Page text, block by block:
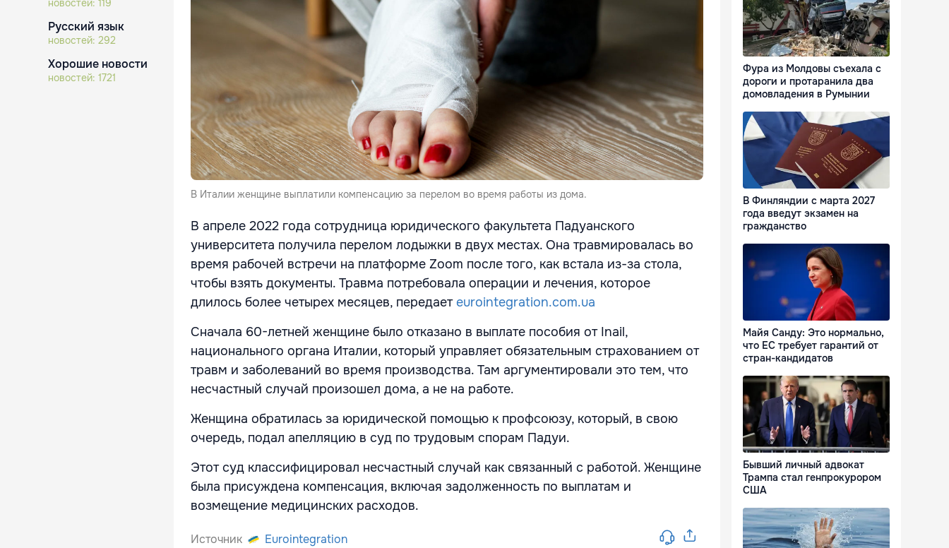
новостей: 119
Русский язык
новостей: 292
Хорошие новости
новостей: 1721
В Италии женщине выплатили компенсацию за перелом во время работы из дома.
В апреле 2022 года сотрудница юридического факультета Падуанского
университета получила перелом лодыжки в двух местах. Она травмировалась во
время рабочей встречи на платформе Zoom после того, как встала из-за стола,
чтобы взять документы. Травма потребовала операции и лечения, которое
длилось более четырех месяцев, передаетeurointegration.com.ua
Сначала 60-летней женщине было отказано в выплате пособия от Inail,
национального органа Италии, который управляет обязательным страхованием от
травм и заболеваний во время производства. Там аргументировали это тем, что
несчастный случай произошел дома, а не на работе.
Женщина обратилась за юридической помощью к профсоюзу, который, в свою
очередь, подал апелляцию в суд по трудовым спорам Падуи.
Этот суд классифицировал несчастный случай как связанный с работой. Женщине
была присуждена компенсация, включая задолженность по выплатам и
возмещение медицинских расходов.
Источник Eurointegration
Фура из Молдовы съехала с
дороги и протаранила два
домовладения в Румынии
В Финляндии с марта 2027
года введут экзамен на
гражданство
Майя Санду: Это нормально,
что ЕС требует гарантий от
стран-кандидатов
Бывший личный адвокат
Трампа стал генпрокурором
США